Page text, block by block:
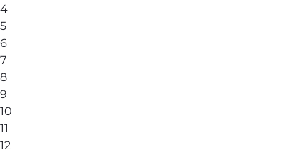
4
5
6
7
8
9
10
11
12